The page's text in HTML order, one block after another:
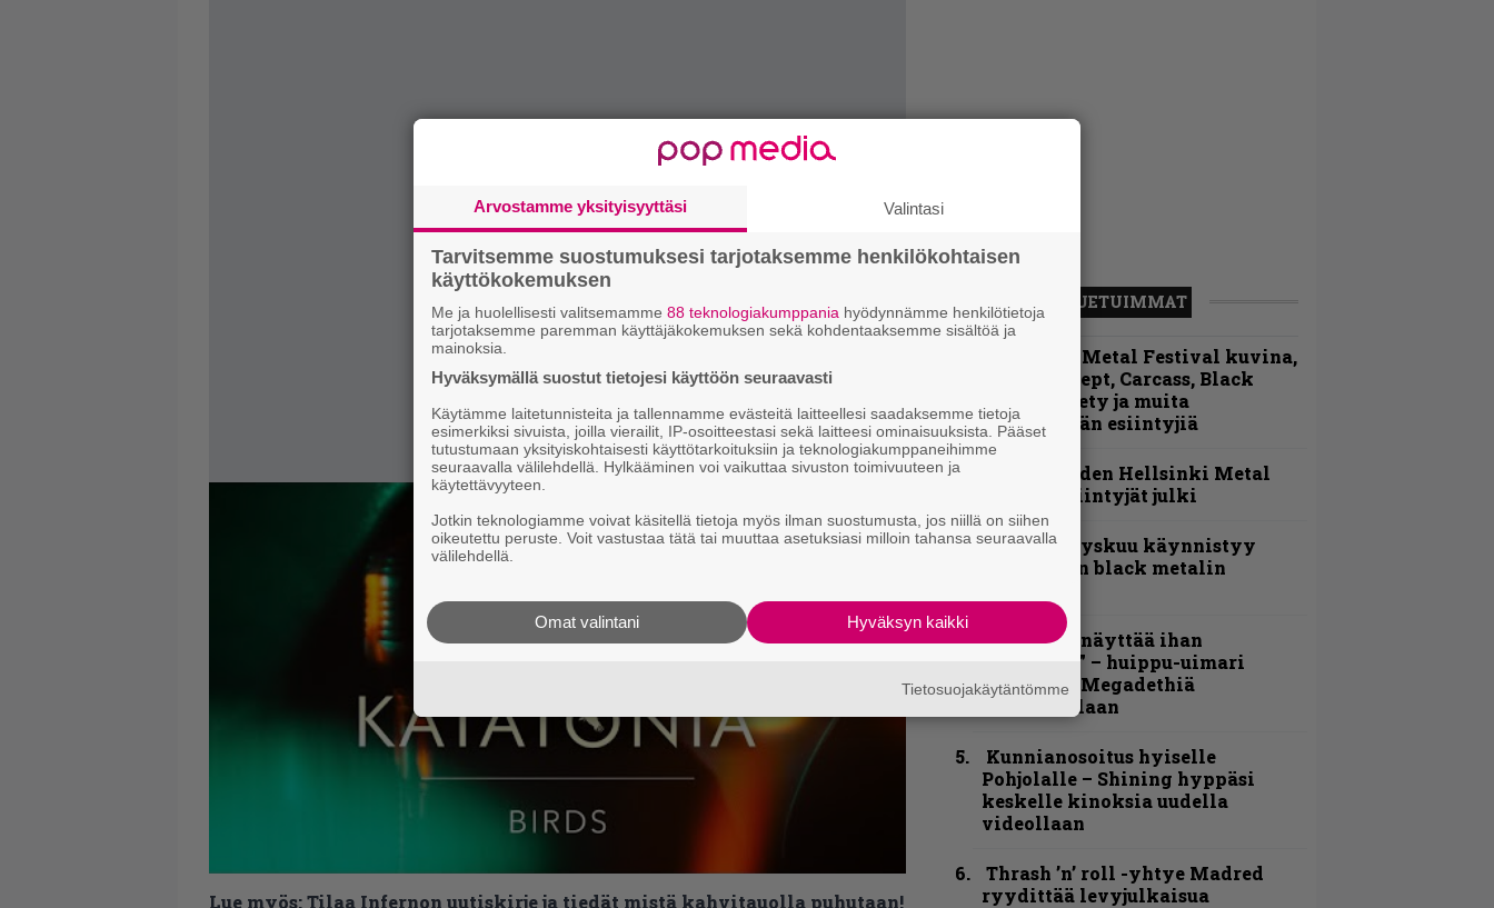
Lue myös:Tilaa Infernon uutiskirje ja tiedät mistä kahvitauolla puhutaan!
LUETUIMMAT
Hellsinki Metal Festival kuvina,
osa 1 – Accept, Carcass, Black
Label Society ja muita
avauspäivän esiintyjiä
Loppuvuoden Hellsinki Metal
Cruisen esiintyjät julki
Espoon syyskuu käynnistyy
kotimaisen black metalin
”Mitalini näyttää ihan
plektralta” – huippu-uimari
jamittelee Megadethiä
palkinnollaan
Kunnianosoitus hyiselle
Pohjolalle – Shining hyppäsi
keskelle kinoksia uudella
videollaan
Thrash ’n’ roll -yhtye Madred
ryydittää levyjulkaisua
Arvostamme yksityisyyttäsi Valintasi
Tarvitsemme suostumuksesi tarjotaksemme henkilökohtaisen
käyttökokemuksen
Me ja huolellisesti valitsemamme 88 teknologiakumppania hyödynnämme henkilötietoja
tarjotaksemme paremman käyttäjäkokemuksen sekä kohdentaaksemme sisältöä ja
mainoksia.
Hyväksymällä suostut tietojesi käyttöön seuraavasti
Käytämme laitetunnisteita ja tallennamme evästeitä laitteellesi saadaksemme tietoja
esimerkiksi sivuista, joilla vierailit, IP-osoitteestasi sekä laitteesi ominaisuuksista. Pääset
tutustumaan yksityiskohtaisesti käyttötarkoituksiin ja teknologiakumppaneihimme
seuraavalla välilehdellä. Hylkääminen voi vaikuttaa sivuston toimivuuteen ja
käytettävyyteen.
Jotkin teknologiamme voivat käsitellä tietoja myös ilman suostumusta, jos niillä on siihen
oikeutettu peruste. Voit vastustaa tätä tai muuttaa asetuksiasi milloin tahansa seuraavalla
välilehdellä.
Hyväksyn kaikki
Omat valintani
Tietosuojakäytäntömme